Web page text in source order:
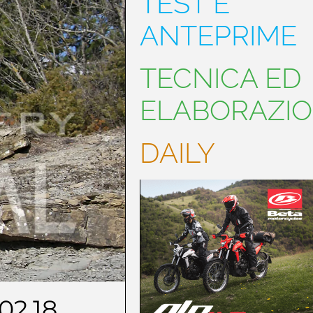
ANTEPRIME
TECNICA ED
DAILY